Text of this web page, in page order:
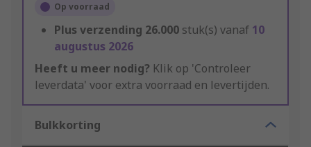
Op voorraad
Plus verzending 26.000 stuk(s) vanaf 10
augustus 2026
Heeft u meer nodig? Klik op 'Controleer
leverdata' voor extra voorraad en levertijden.
Bulkkorting